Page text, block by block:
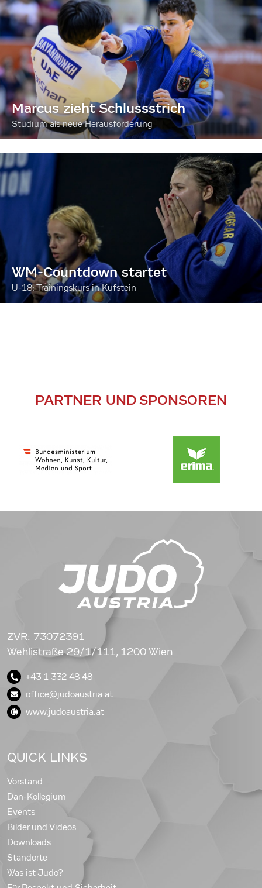
Marcus zieht Schlussstrich
Studium als neue Herausforderung
WM-Countdown startet
U-18: Trainingskurs in Kufstein
PARTNER UND SPONSOREN
ZVR: 73072391
Wehlistraße 29/1/111, 1200 Wien
+43 1 332 48 48
office@judoaustria.at
www.judoaustria.at
QUICK LINKS
Vorstand
Dan-Kollegium
Events
Bilder und Videos
Downloads
Standorte
Was ist Judo?